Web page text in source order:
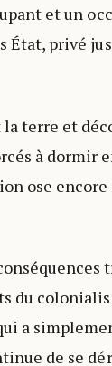
et un
État, privé
terre et
à dormir
ose encore
du
a
de se